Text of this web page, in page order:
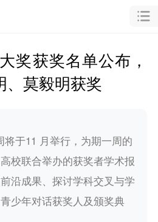
奖获奖名单公布，
、莫毅明获奖
将于11 月举行，为期一周的
校联合举办的获奖者学术报
沿成果、探讨学科交叉与学
少年对话获奖人及颁奖典